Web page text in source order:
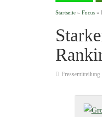
Startseite » Focus »
Pressemitteilung